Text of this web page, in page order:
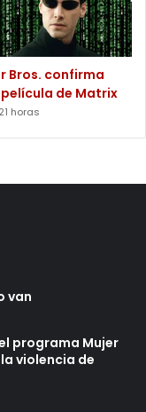
Bros. confirma
de Matrix
horas
van
programa Mujer
violencia de